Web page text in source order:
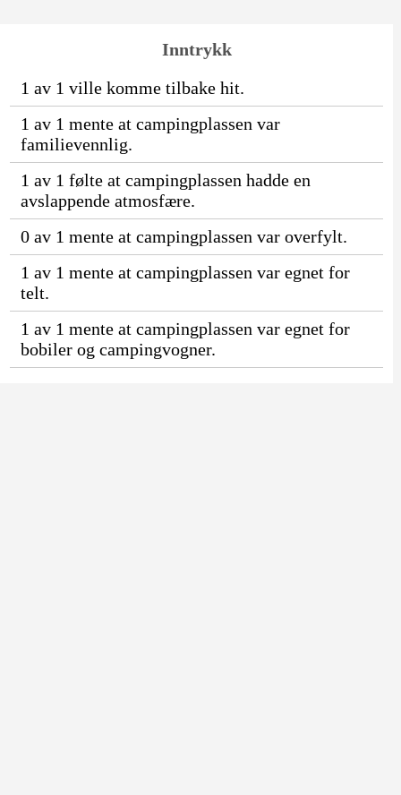
Inntrykk
1 av 1 ville komme tilbake hit.
1 av 1 mente at campingplassen var
familievennlig.
1 av 1 følte at campingplassen hadde en
avslappende atmosfære.
0 av 1 mente at campingplassen var overfylt.
1 av 1 mente at campingplassen var egnet for
telt.
1 av 1 mente at campingplassen var egnet for
bobiler og campingvogner.